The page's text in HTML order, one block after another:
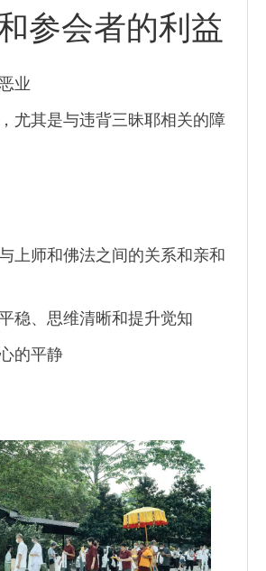
参会者的利益
业
尤其是与违背三昧耶相关的障
上师和佛法之间的关系和亲和
稳、思维清晰和提升觉知
的平静